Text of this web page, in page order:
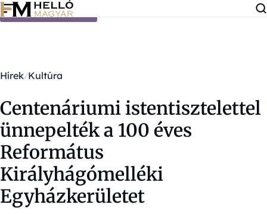
Ugrás a tartalomra
Hírek Kultúra
Centenáriumi istentisztelettel
ünnepelték a 100 éves
Református
Királyhágómelléki
Egyházkerületet